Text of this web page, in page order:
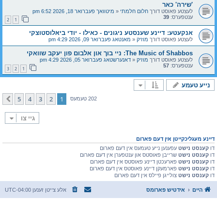
'שירה' כאר
לעצטע פאוסט דורך חלום חלמתי « מיטוואך פעברואר 18, 2026 6:52 pm
ענטפערס: 39
1
2
אנקעטע: דיינע שענסטע ניגונים - כאילו - יודי ביאלוסטוצקי
לעצטע פאוסט דורך מוזיק « מאנטאג פעברואר 09, 2026 4:29 pm
The Music of Shabbos: ניי בוך און אלבום פון יעקב שוואקי
לעצטע פאוסט דורך מוזיק « דאנערשטאג פעברואר 05, 2026 4:29 pm
ענטפערס: 57
1
2
3
נייע טעמע
202 טעמעס 1
2
3
4
5
קומענדיגע
גיי צו
דיינע מעגליכקייטן אין דעם פארום
דו קענסט נישט עפענען נייע טעמעס אין דעם פארום
דו קענסט נישט שרייבן פאוסטס און ענטפערן אין דעם פארום
דו קענסט נישט פארעכטן דיינע פאוסטס אין דעם פארום
דו קענסט נישט פארמעקן דיינע פאוסטס אין דעם פארום
דו קענסט נישט צולייגן פיילס אין דעם פארום
היים אידטיש פארומס אלע צייטן זענען UTC-04:00